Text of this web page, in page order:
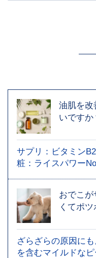
油肌を改
いですか
サプリ：ビタミン
粧：ライスパワー
おでこ
くてポ
ざらざらの原因に
を含むマイルドな